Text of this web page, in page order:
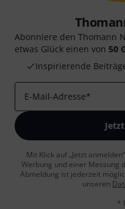
Abonniere den Thomann
etwas Glück einen von 50
Inspirierende
E-Mail-Adresse*
Mit Klick auf „Jetzt
Werbung und einer Messung
Abmeldung ist jederzeit
unseren
*